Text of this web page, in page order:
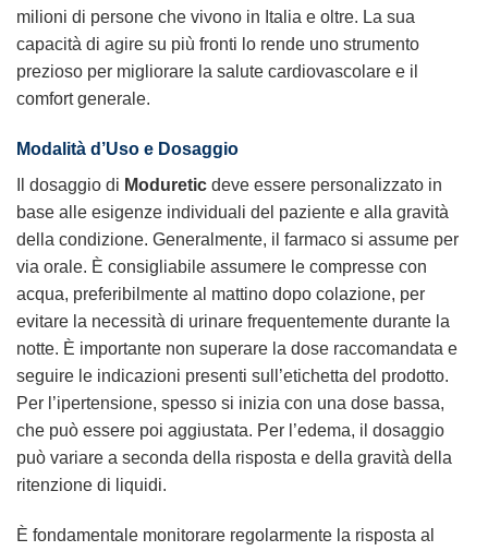
milioni di persone che vivono in Italia e oltre. La sua
capacità di agire su più fronti lo rende uno strumento
prezioso per migliorare la salute cardiovascolare e il
comfort generale.
Modalità d’Uso e Dosaggio
Il dosaggio di Moduretic deve essere personalizzato in
base alle esigenze individuali del paziente e alla gravità
della condizione. Generalmente, il farmaco si assume per
via orale. È consigliabile assumere le compresse con
acqua, preferibilmente al mattino dopo colazione, per
evitare la necessità di urinare frequentemente durante la
notte. È importante non superare la dose raccomandata e
seguire le indicazioni presenti sull’etichetta del prodotto.
Per l’ipertensione, spesso si inizia con una dose bassa,
che può essere poi aggiustata. Per l’edema, il dosaggio
può variare a seconda della risposta e della gravità della
ritenzione di liquidi.
È fondamentale monitorare regolarmente la risposta al